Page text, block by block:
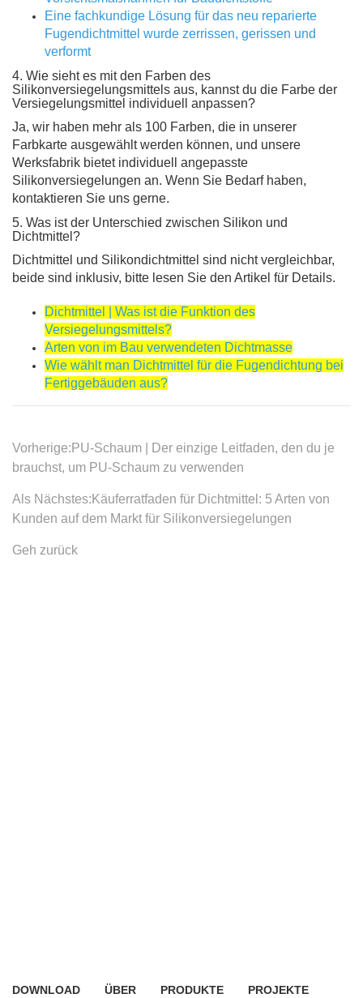
Vorherige: PU-Schaum | Der einzige Leitfaden, den du je
brauchst, um PU-Schaum zu verwenden
Als Nächstes: Käuferratfaden für Dichtmittel: 5 Arten von
Kunden auf dem Markt für Silikonversiegelungen
Geh zurück
DOWNLOAD ÜBER PRODUKTE PROJEKTE